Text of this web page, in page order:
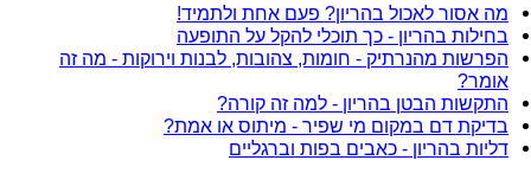
מה אסור לאכול בהריון? פעם אחת ולתמיד!
בחילות בהריון - כך תוכלי להקל על התופעה
הפרשות מהנרתיק - חומות, צהובות, לבנות וירוקות - מה זה
אומר?
התקשות הבטן בהריון - למה זה קורה?
בדיקת דם במקום מי שפיר - מיתוס או אמת?
דליות בהריון - כאבים בפות וברגליים